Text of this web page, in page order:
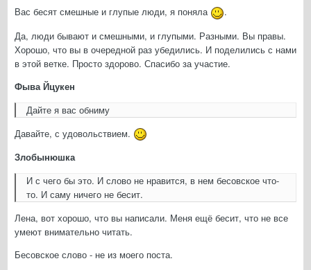
Вас бесят смешные и глупые люди, я поняла
.
Да, люди бывают и смешными, и глупыми. Разными. Вы правы.
Хорошо, что вы в очередной раз убедились. И поделились с нами
в этой ветке. Просто здорово. Спасибо за участие.
Фыва Йцукен
Дайте я вас обниму
Давайте, с удовольствием.
Злобынюшка
И с чего бы это. И слово не нравится, в нем бесовское что-
то. И саму ничего не бесит.
Лена, вот хорошо, что вы написали. Меня ещё бесит, что не все
умеют внимательно читать.
Бесовское слово - не из моего поста.